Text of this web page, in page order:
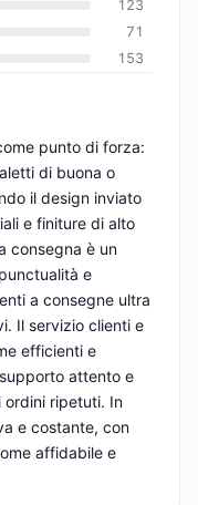
123
71
153
punto di forza:
di buona o
il design inviato
e finiture di alto
consegna è un
e
a consegne ultra
Il servizio clienti e
efficienti e
attento e
ordini ripetuti. In
e costante, con
affidabile e